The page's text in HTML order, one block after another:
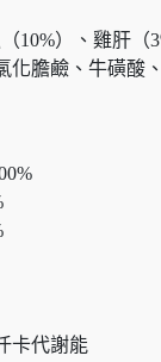
10%）、雞肝（
化膽鹼、牛磺酸
卡代謝能